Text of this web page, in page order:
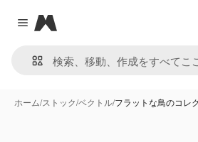
Close menu
Magnific
ホーム/ストック/ベクトル/フラットな鳥のコレ